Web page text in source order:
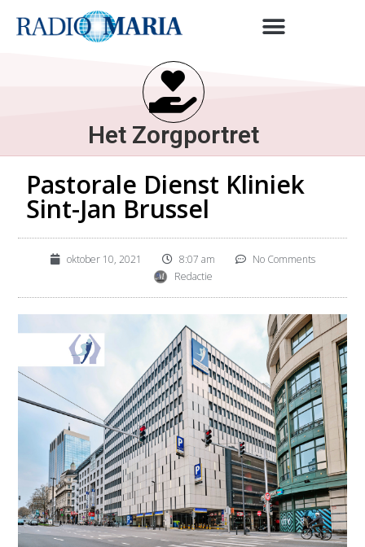
Het Zorgportret
Pastorale Dienst Kliniek
Sint-Jan Brussel
oktober 10, 2021 8:07 am
No Comments
Redactie